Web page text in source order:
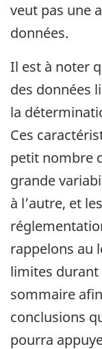
veut pas une
données.
Il est à noter
des données
la
Ces
petit nombre
grande
à l’autre, et
rappelons au
limites
sommaire
conclusions
pourra